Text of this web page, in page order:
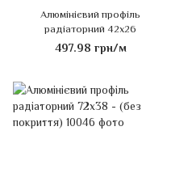
Алюмінієвий профіль
радіаторний 42х26
497.98 грн/м